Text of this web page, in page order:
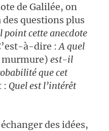
de Galilée, on
des questions plus
point cette anecdote
à-dire : A quel
murmure) est-il
que cet
: Quel est l’intérêt
des idées,